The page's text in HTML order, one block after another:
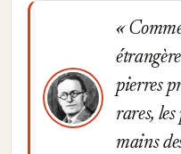
pierres
rares, les
mains